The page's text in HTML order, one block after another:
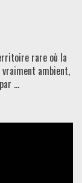
rare où la
ambient,
...